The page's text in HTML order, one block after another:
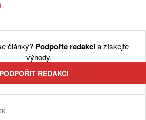
články? Podpořte redakcia získejte
výhody.
PODPOŘIT REDAKCI